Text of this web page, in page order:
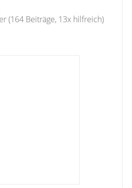
(164 Beiträge, 13x hilfreich)